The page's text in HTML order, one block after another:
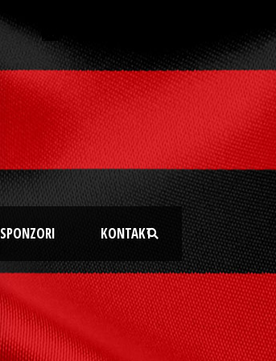
SPONZORI KONTAKT